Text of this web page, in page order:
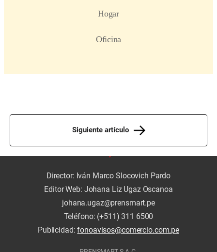
Siguiente artículo
Director: Iván Marco Slocovich Pardo
Editor Web: Johana Liz Ugaz Oscanoa
johana.ugaz@prensmart.pe
Teléfono: (+511) 311 6500
Publicidad:fonoavisos@comercio.com.pe